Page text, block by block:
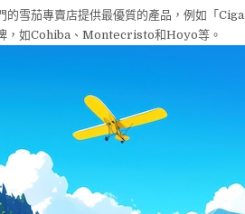
的雪茄專賣店提供最優質的產品，例如「
，如Cohiba、Montecristo和Hoyo等。